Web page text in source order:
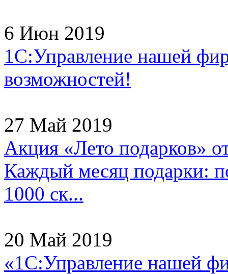
6 Июн 2019
1С:Управление нашей
возможностей!
27 Май 2019
Акция «Лето подарков»
Каждый месяц подарки:
1000 ск...
20 Май 2019
«1С:Управление нашей